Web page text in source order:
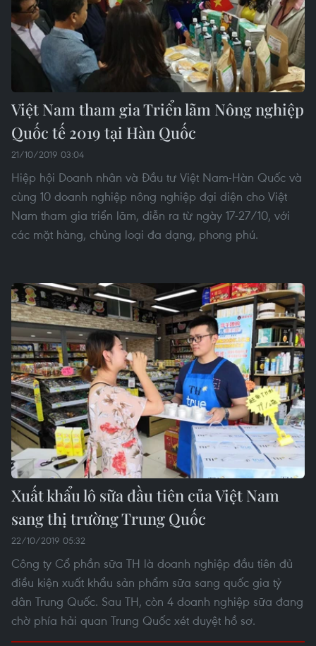
Việt Nam tham gia Triển lãm Nông nghiệp
Quốc tế 2019 tại Hàn Quốc
21/10/2019 03:04
Hiệp hội Doanh nhân và Đầu tư Việt Nam-Hàn Quốc và
cùng 10 doanh nghiệp nông nghiệp đại diện cho Việt
Nam tham gia triển lãm, diễn ra từ ngày 17-27/10, với
các mặt hàng, chủng loại đa dạng, phong phú.
Xuất khẩu lô sữa đầu tiên của Việt Nam
sang thị trường Trung Quốc
22/10/2019 05:32
Công ty Cổ phần sữa TH là doanh nghiệp đầu tiên đủ
điều kiện xuất khẩu sản phẩm sữa sang quốc gia tỷ
dân Trung Quốc. Sau TH, còn 4 doanh nghiệp sữa đang
chờ phía hải quan Trung Quốc xét duyệt hồ sơ.